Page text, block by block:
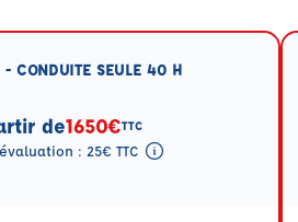
CONDUITE SEULE 40 H
de1650€TTC
: 25€ TTC